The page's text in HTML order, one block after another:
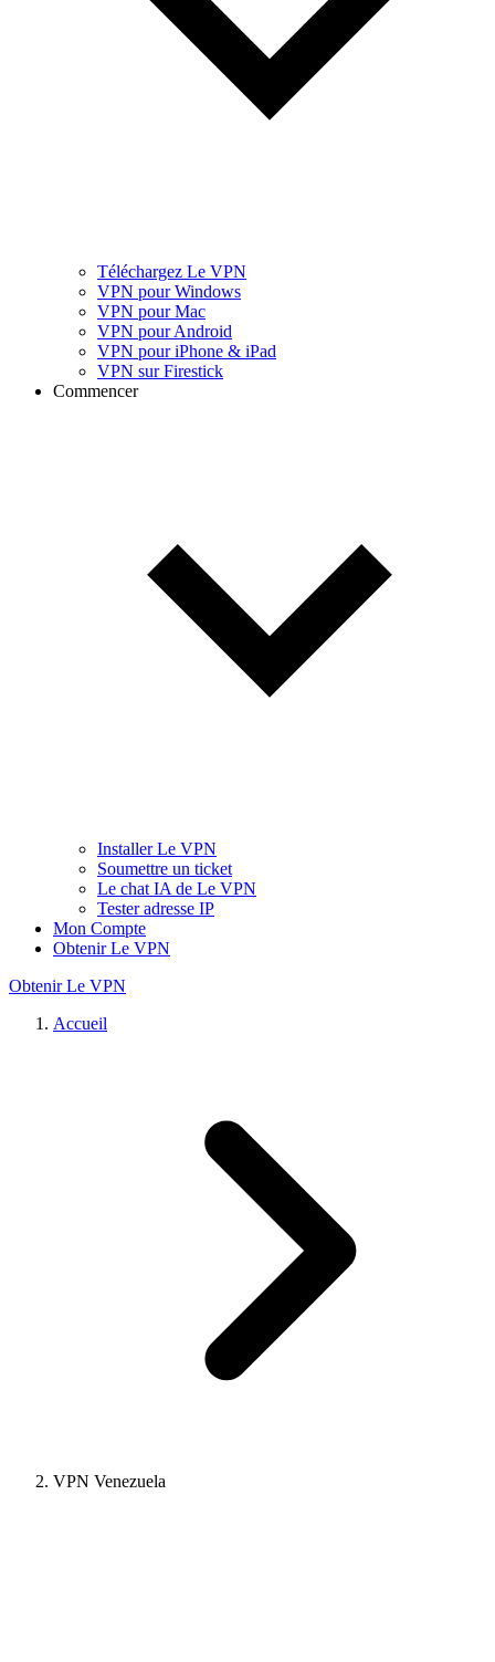
Téléchargez Le VPN
VPN pour Windows
VPN pour Mac
VPN pour Android
VPN pour iPhone & iPad
VPN sur Firestick
Commencer
Installer Le VPN
Soumettre un ticket
Le chat IA de Le VPN
Tester adresse IP
Mon Compte
Obtenir Le VPN
Obtenir Le VPN
Accueil
VPN Venezuela